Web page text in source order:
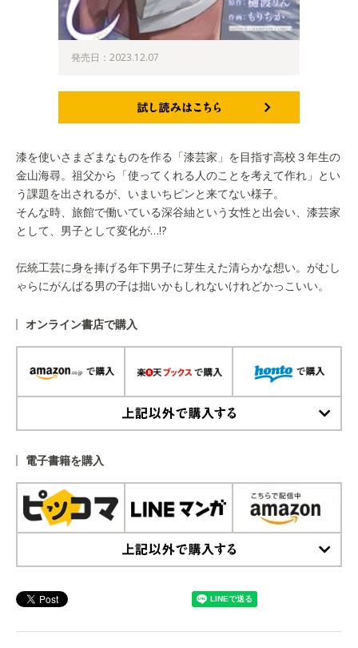
発売日：2023.12.07
漆を使いさまざまなものを作る「漆芸家」を目指す高校３年生の
金山海尋。祖父から「使ってくれる人のことを考えて作れ」とい
う課題を出されるが、いまいちピンと来てない様子。
そんな時、旅館で働いている深谷紬という女性と出会い、漆芸家
として、男子として変化が…!?
伝統工芸に身を捧げる年下男子に芽生えた清らかな想い。がむし
ゃらにがんばる男の子は拙いかもしれないけれどかっこいい。
オンライン書店で購入
電子書籍を購入